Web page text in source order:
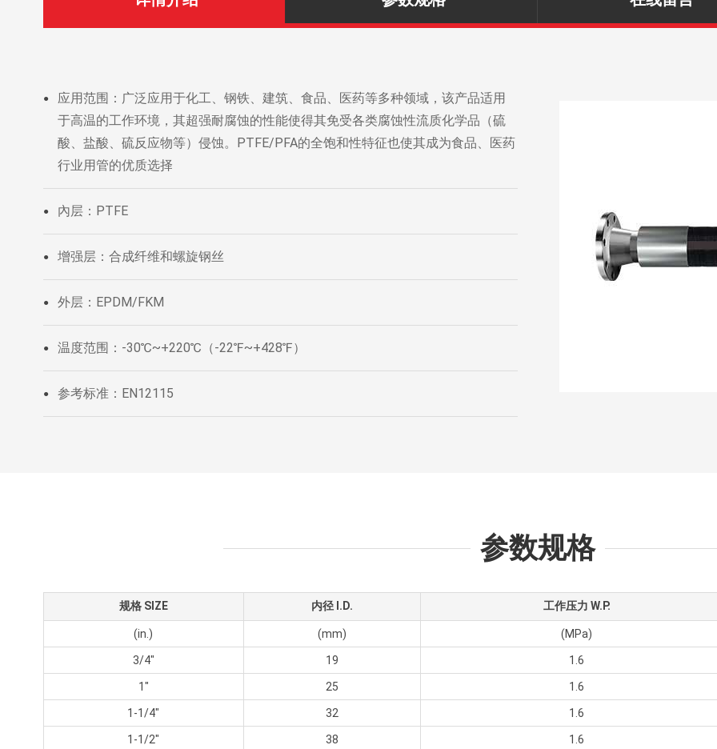
●
应用范围：广泛应用于化工、钢铁、建筑、食品、医药等多种领域，该产品适用
于高温的工作环境，其超强耐腐蚀的性能使得其免受各类腐蚀性流质化学品（硫
酸、盐酸、硫反应物等）侵蚀。PTFE/PFA的全饱和性特征也使其成为食品、医药
行业用管的优质选择
● 內层：PTFE
● 增强层：合成纤维和螺旋钢丝
● 外层：EPDM/FKM
● 温度范围：-30℃~+220℃（-22℉~+428℉）
● 参考标准：EN12115
参数规格
规格 SIZE 内径 I.D. 工作压力 W.P.
(in.) (mm) (MPa)
3/4" 19 1.6
1" 25 1.6
1-1/4" 32 1.6
1-1/2" 38 1.6